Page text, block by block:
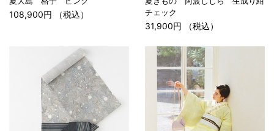
108,900円 （税込）
チェック
31,900円 （税込）